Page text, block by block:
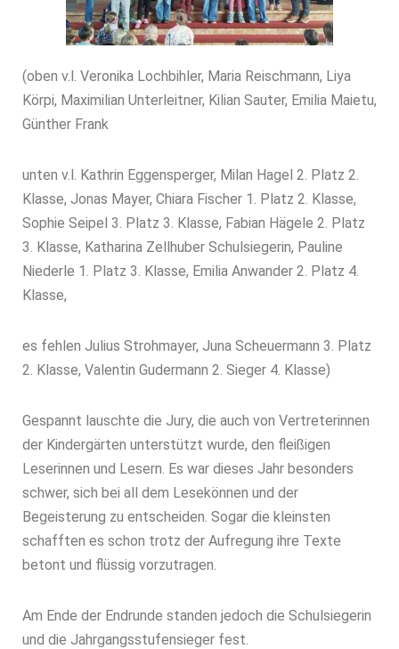
(oben v.l. Veronika Lochbihler, Maria Reischmann, Liya
Körpi, Maximilian Unterleitner, Kilian Sauter, Emilia Maietu,
Günther Frank
unten v.l. Kathrin Eggensperger, Milan Hagel 2. Platz 2.
Klasse, Jonas Mayer, Chiara Fischer 1. Platz 2. Klasse,
Sophie Seipel 3. Platz 3. Klasse, Fabian Hägele 2. Platz
3. Klasse, Katharina Zellhuber Schulsiegerin, Pauline
Niederle 1. Platz 3. Klasse, Emilia Anwander 2. Platz 4.
Klasse,
es fehlen Julius Strohmayer, Juna Scheuermann 3. Platz
2. Klasse, Valentin Gudermann 2. Sieger 4. Klasse)
Gespannt lauschte die Jury, die auch von Vertreterinnen
der Kindergärten unterstützt wurde, den fleißigen
Leserinnen und Lesern. Es war dieses Jahr besonders
schwer, sich bei all dem Lesekönnen und der
Begeisterung zu entscheiden. Sogar die kleinsten
schafften es schon trotz der Aufregung ihre Texte
betont und flüssig vorzutragen.
Am Ende der Endrunde standen jedoch die Schulsiegerin
und die Jahrgangsstufensieger fest.